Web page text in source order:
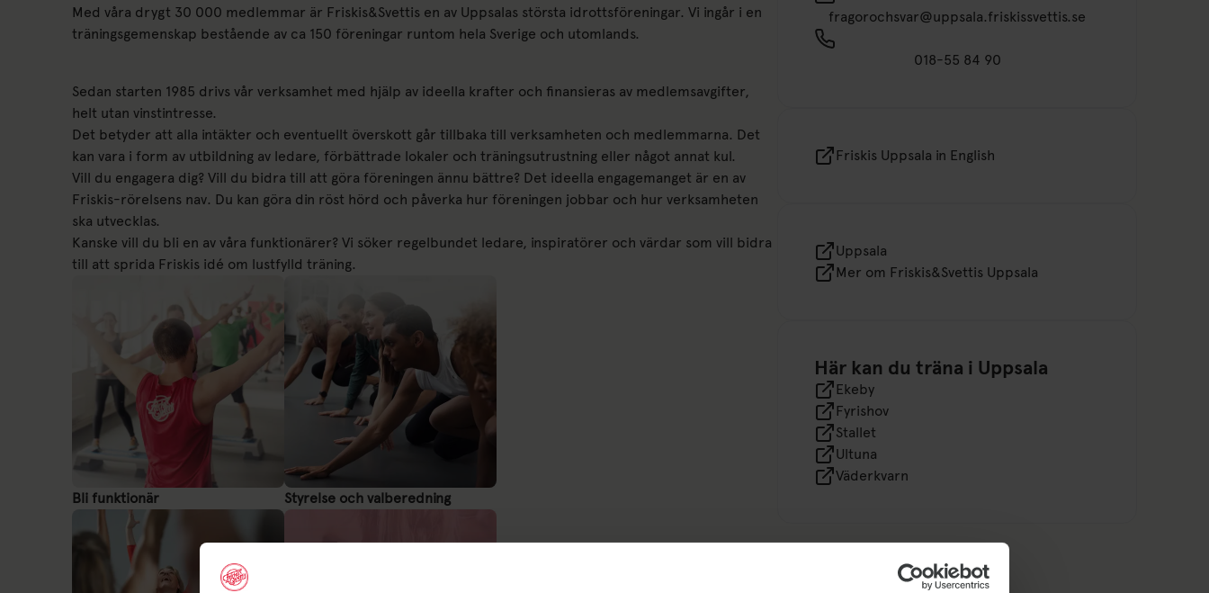
Med våra drygt 30 000 medlemmar är Friskis&Svettis en av Uppsalas största idrottsföreningar. Vi ingår i en
träningsgemenskap bestående av ca 150 föreningar runtom hela Sverige och utomlands.
Sedan starten 1985 drivs vår verksamhet med hjälp av ideella krafter och finansieras av medlemsavgifter,
helt utan vinstintresse.
Det betyder att alla intäkter och eventuellt överskott går tillbaka till verksamheten och medlemmarna. Det
kan vara i form av utbildning av ledare, förbättrade lokaler och träningsutrustning eller något annat kul.
Vill du engagera dig? Vill du bidra till att göra föreningen ännu bättre? Det ideella engagemanget är en av
Friskis-rörelsens nav. Du kan göra din röst hörd och påverka hur föreningen jobbar och hur verksamheten
ska utvecklas.
Kanske vill du bli en av våra funktionärer? Vi söker regelbundet ledare, inspiratörer och värdar som vill bidra
till att sprida Friskis idé om lustfylld träning.
Bli funktionär Styrelse och valberedning
Send an email to fragorochsvar@uppsala.friskissvettis.se
fragorochsvar@uppsala.friskissvettis.se
018-55 84 90
Friskis Uppsala in English
Uppsala
Mer om Friskis&Svettis Uppsala
Här kan du träna i Uppsala
Ekeby
Fyrishov
Stallet
Ultuna
Väderkvarn